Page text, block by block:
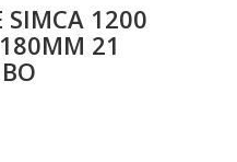
SIMCA 1200
21